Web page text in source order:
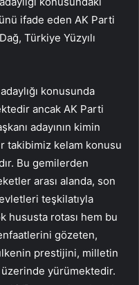
ifade eden AK Parti
Türkiye Yüzyılı
konusunda
ancak AK Parti
adayının kimin
takibimiz kelam konusu
Bu gemilerden
arası alanda, son
teşkilatıyla
hususta rotası hem bu
gözeten,
prestijini, milletin
yürümektedir.